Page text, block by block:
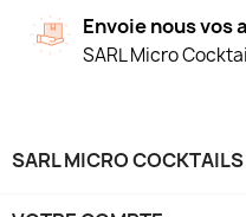
Envoie nous vos
SARL Micro
SARL MICRO COCKTAILS